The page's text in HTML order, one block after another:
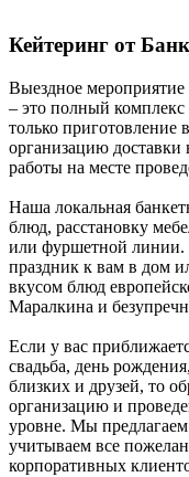
Кейтеринг от
Выездное мероприятие
– это полный комплекс
только
организацию доставки
работы на месте
Наша локальная
блюд, расстановку
или фуршетной линии.
праздник к вам в дом
вкусом блюд
Маралкина и
Если у вас
свадьба, день
близких и друзей, то
организацию и
уровне. Мы
учитываем все
корпоративных